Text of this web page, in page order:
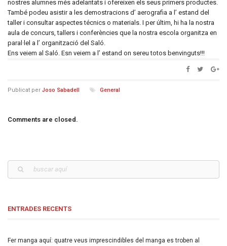
nostres alumnes més adelantats i ofereixen els seus primers productes.
També podeu asistir a les demostracions d’ aerografia a l’ estand del
taller i consultar aspectes técnics o materials. I per últim, hi ha la nostra
aula de concurs, tallers i conferències que la nostra escola organitza en
paral·lel a l’ organització del Saló.
Ens veiem al Saló. Esn veiem a l’ estand on sereu totos benvinguts!!!
Publicat per Joso Sabadell General
Comments are closed.
ENTRADES RECENTS
Fer manga aquí: quatre veus imprescindibles del manga es troben al